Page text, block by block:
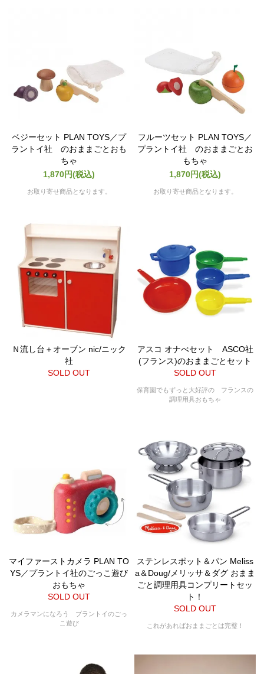
ベジーセット PLAN TOYS／プ
ラントイ社 のおままごとおも
ちゃ
1,870円(税込)
お取り寄せ商品となります。
フルーツセット PLAN TOYS／
プラントイ社 のおままごとお
もちゃ
1,870円(税込)
お取り寄せ商品となります。
Ｎ流し台＋オーブン nic/ニック
社
SOLD OUT
アスコ オナべセット ASCO社
(フランス)のおままごとセット
SOLD OUT
保育園でもずっと大好評の フランスの
調理用具おもちゃ
マイファーストカメラ PLAN TO
YS／プラントイ社のごっこ遊び
おもちゃ
SOLD OUT
カメラマンになろう プラントイのごっ
こ遊び
ステンレスポット＆パン Meliss
a＆Doug/メリッサ＆ダグ おまま
ごと調理用具コンプリートセッ
ト！
SOLD OUT
これがあればおままごとは完璧！